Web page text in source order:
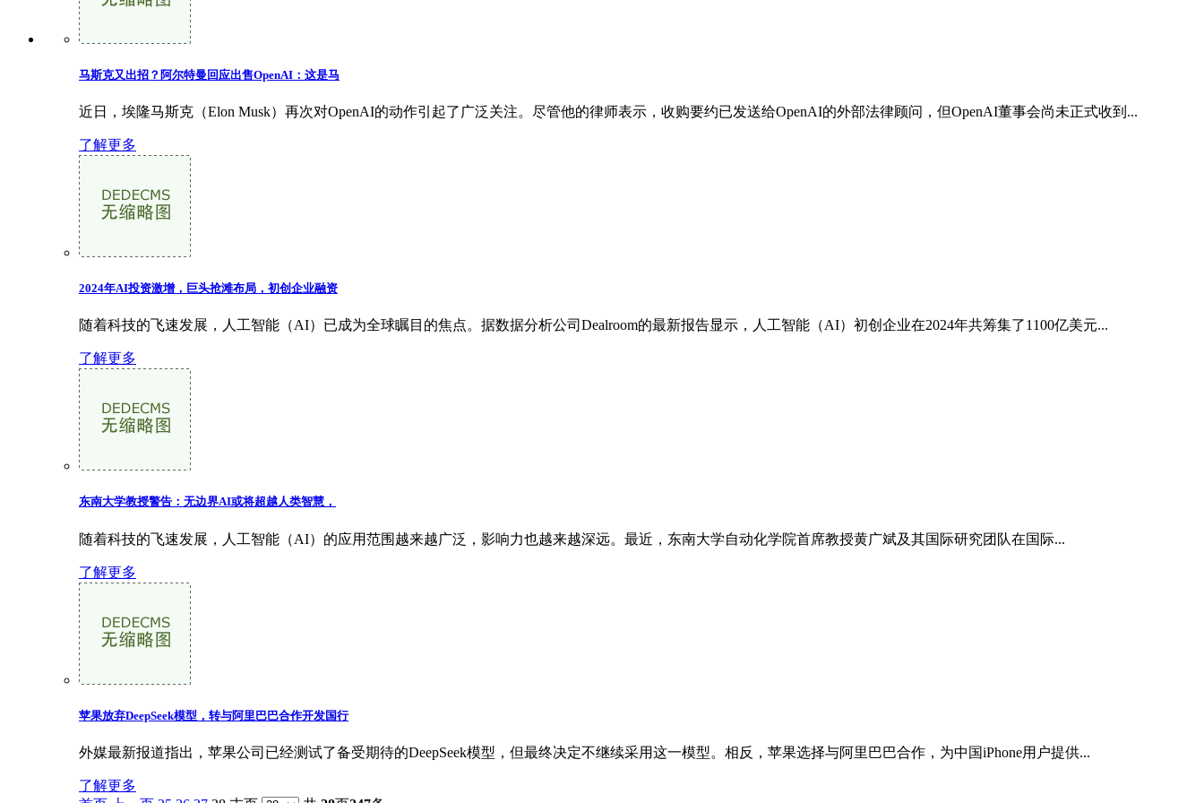
马斯克又出招？阿尔特曼回应出售OpenAI：这是马
近日，埃隆马斯克（Elon Musk）再次对OpenAI的动作引起了广泛关注。尽管他的律师表示，收购要约已发送给OpenAI的外部法律顾问，但OpenAI董事会尚未正式收到...
了解更多
2024年AI投资激增，巨头抢滩布局，初创企业融资
随着科技的飞速发展，人工智能（AI）已成为全球瞩目的焦点。据数据分析公司Dealroom的最新报告显示，人工智能（AI）初创企业在2024年共筹集了1100亿美元...
了解更多
东南大学教授警告：无边界AI或将超越人类智慧，
随着科技的飞速发展，人工智能（AI）的应用范围越来越广泛，影响力也越来越深远。最近，东南大学自动化学院首席教授黄广斌及其国际研究团队在国际...
了解更多
苹果放弃DeepSeek模型，转与阿里巴巴合作开发国行
外媒最新报道指出，苹果公司已经测试了备受期待的DeepSeek模型，但最终决定不继续采用这一模型。相反，苹果选择与阿里巴巴合作，为中国iPhone用户提供...
了解更多